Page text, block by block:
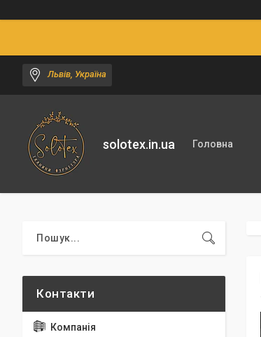
Львів, Україна
solotex.in.ua Головна